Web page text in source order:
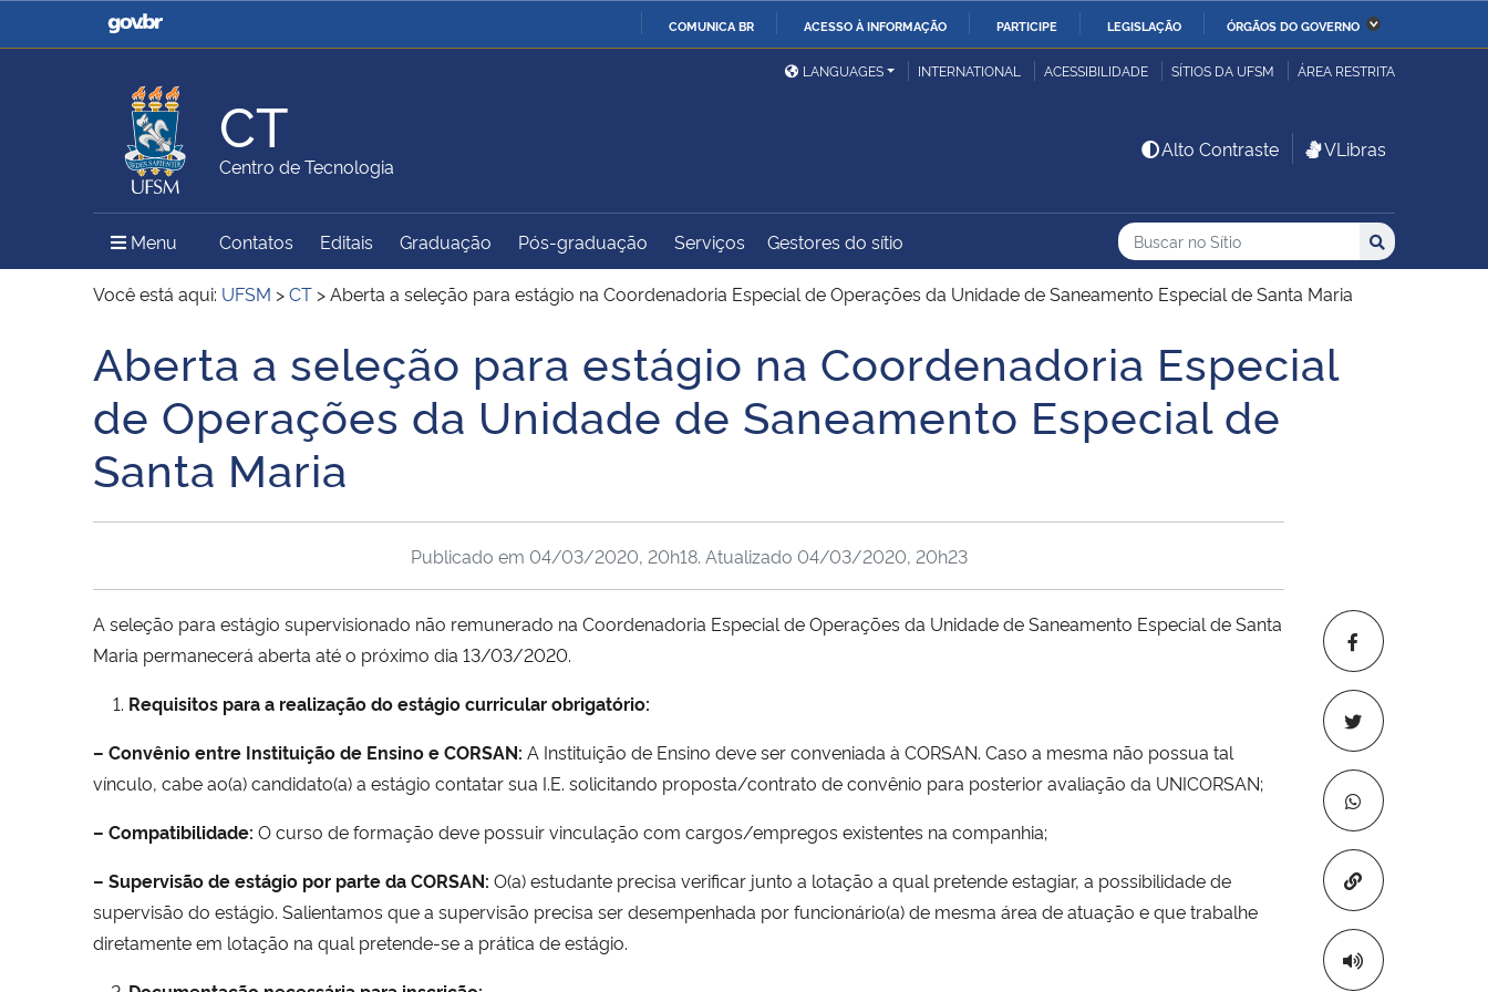
COMUNICA BR ACESSO À INFORMAÇÃO PARTICIPE LEGISLAÇÃO ÓRGÃOS DO GOVERNO
Casa Civil
Ministério da Justiça e
Ministério da Defesa
Ministério das Relações
Exteriores
Ministério da Economia Ministério da Infraestrutura
Ministério da Agricultura,
Pecuária e Abastecimento
Ministério da Ciência,
Tecnologia, Inovações e
Ministério do Meio Ambiente Ministério do Turismo
Ministério do
Desenvolvimento Regional
Controladoria-Geral da
União
Família e dos Direitos
Secretaria de Governo
Gabinete de Segurança
Institucional
Advocacia-Geral da União Banco Central do Brasil Planalto
LANGUAGES INTERNATIONAL ACESSIBILIDADE SÍTIOS DA UFSM ÁREA RESTRITA
CT
Centro de Tecnologia
Alto Contraste VLibras
Menu Menu Principal do Sítio
Contatos Editais Graduação Pós-graduação Serviços Gestores do sítio Busca
Buscar no no Sítio
Busca: Buscar
Você está aqui: UFSM >CT >Aberta a seleção para estágio na Coordenadoria Especial de Operações da Unidade de Saneamento Especial de Santa Maria
Início do conteúdo
Aberta a seleção para estágio na Coordenadoria Especial
de Operações da Unidade de Saneamento Especial de
Santa Maria
Copiar para
Publicado em 04/03/2020, 20h18. Atualizado 04/03/2020, 20h23
A seleção para estágio supervisionado não remunerado na Coordenadoria Especial de Operações da Unidade de Saneamento Especial de Santa
Maria permanecerá aberta até o próximo dia 13/03/2020.
Requisitos para a realização do estágio curricular obrigatório:
– Convênio entre Instituição de Ensino e CORSAN: A Instituição de Ensino deve ser conveniada à CORSAN. Caso a mesma não possua tal
vínculo, cabe ao(a) candidato(a) a estágio contatar sua I.E. solicitando proposta/contrato de convênio para posterior avaliação da UNICORSAN;
– Compatibilidade: O curso de formação deve possuir vinculação com cargos/empregos existentes na companhia;
– Supervisão de estágio por parte da CORSAN: O(a) estudante precisa verificar junto a lotação a qual pretende estagiar, a possibilidade de
supervisão do estágio. Salientamos que a supervisão precisa ser desempenhada por funcionário(a) de mesma área de atuação e que trabalhe
diretamente em lotação na qual pretende-se a prática de estágio.